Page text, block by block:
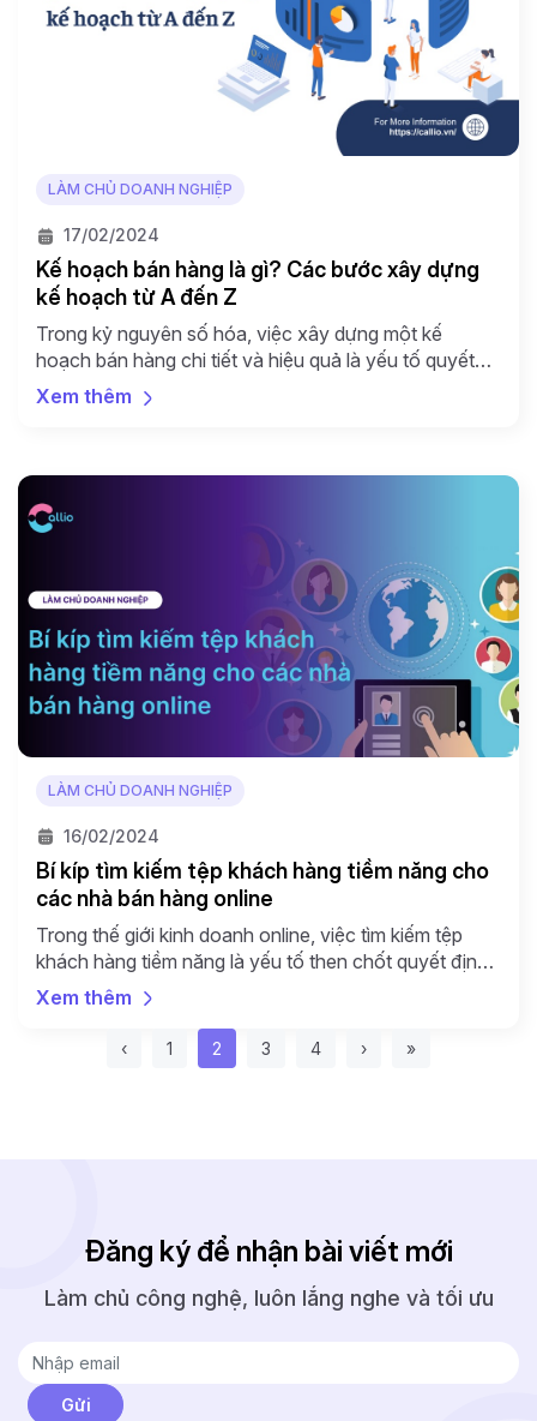
LÀM CHỦ DOANH NGHIỆP
17/02/2024
Kế hoạch bán hàng là gì? Các bước xây dựng
kế hoạch từ A đến Z
Trong kỷ nguyên số hóa, việc xây dựng một kế
hoạch bán hàng chi tiết và hiệu quả là yếu tố quyết
định sự thành công của doanh nghiệp. Bài viết này
Callio sẽ bật mí cho bạn quy trình lập kế hoạch bán
Xem thêm
LÀM CHỦ DOANH NGHIỆP
16/02/2024
Bí kíp tìm kiếm tệp khách hàng tiềm năng cho
các nhà bán hàng online
Trong thế giới kinh doanh online, việc tìm kiếm tệp
khách hàng tiềm năng là yếu tố then chốt quyết định
sự thành công của mọi nhà bán hàng. Với sự cạnh
tranh ngày càng gay gắt, làm thế nào để bạn có thể
nổi bật và tiếp cận đúng đối tượng khách hàng? Dưới
Xem thêm
‹ Trang
1 Trang hiện tại
2 Trang
3 Trang
4 › »
Đăng ký để nhận bài viết mới
Làm chủ công nghệ, luôn lắng nghe và tối ưu